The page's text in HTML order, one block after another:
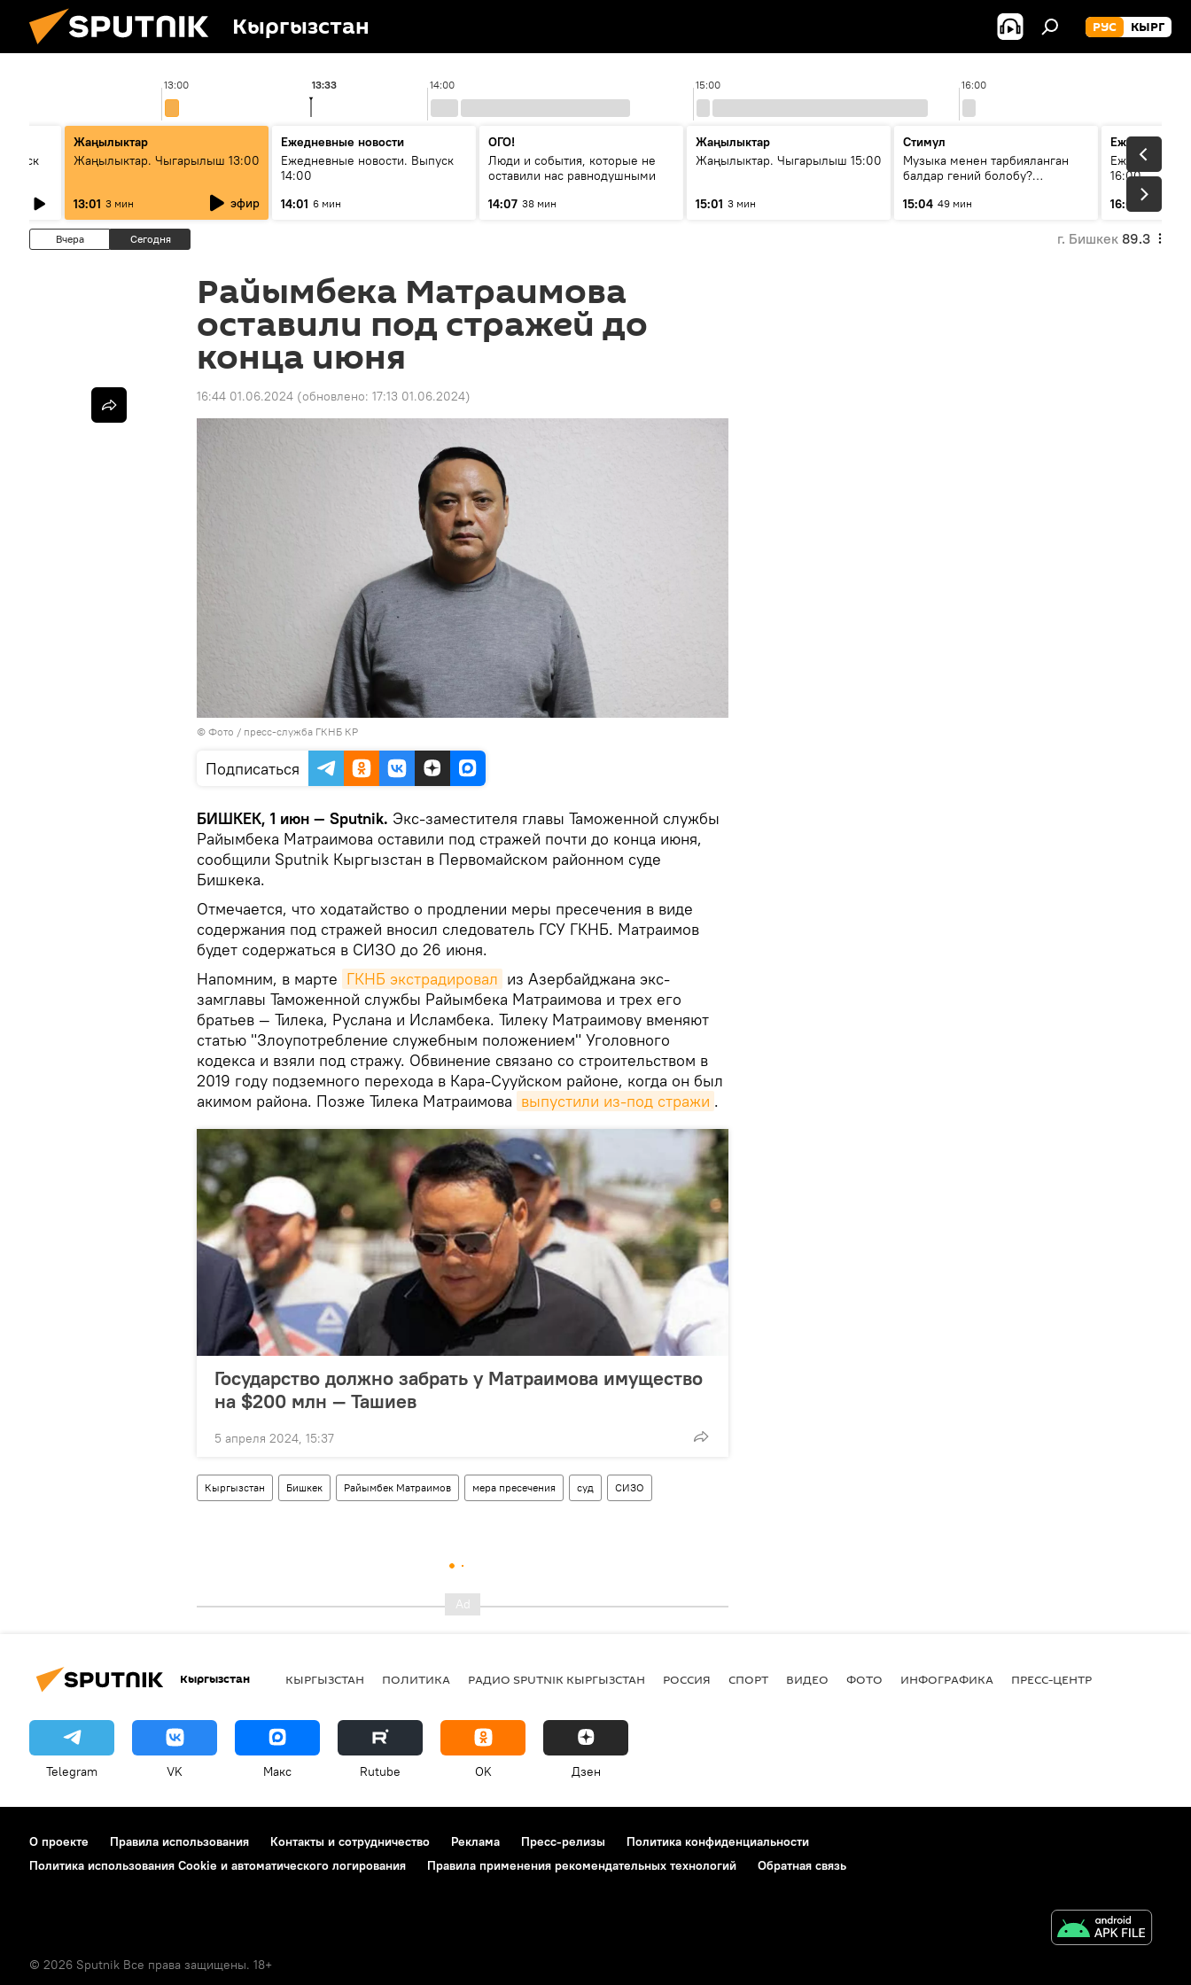
Кыргызстан РУС КЫРГ
13:00 14:00 15:00 16:00
13:33
Жаңылыктар
Жаңылыктар. Чыгарылыш 13:00
13:01 3 мин эфир
Ежедневные новости
Ежедневные новости. Выпуск
14:00
14:01 6 мин
ОГО!
Люди и события, которые не
оставили нас равнодушными
14:07 38 мин
Жаңылыктар
Жаңылыктар. Чыгарылыш 15:00
15:01 3 мин
Стимул
Музыка менен тарбияланган
балдар гений болобу?
музыканын орду
15:04 49 мин
Ежедневные
Ежедневные
16:00
16:01
3 мин
Вчера Сегодня г. Бишкек 89.3
Райымбека Матраимова
оставили под стражей до
конца июня
16:44 01.06.2024 (обновлено: 17:13 01.06.2024)
© Фото / пресс-служба ГКНБ КР
Подписаться
БИШКЕК, 1 июн — Sputnik. Экс-заместителя главы Таможенной службы
Райымбека Матраимова оставили под стражей почти до конца июня,
сообщили Sputnik Кыргызстан в Первомайском районном суде
Бишкека.
Отмечается, что ходатайство о продлении меры пресечения в виде
содержания под стражей вносил следователь ГСУ ГКНБ. Матраимов
будет содержаться в СИЗО до 26 июня.
Напомним, в марте ГКНБ экстрадировал из Азербайджана экс-
замглавы Таможенной службы Райымбека Матраимова и трех его
братьев — Тилека, Руслана и Исламбека. Тилеку Матраимову вменяют
статью "Злоупотребление служебным положением" Уголовного
кодекса и взяли под стражу. Обвинение связано со строительством в
2019 году подземного перехода в Кара-Сууйском районе, когда он был
акимом района. Позже Тилека Матраимова выпустили из-под стражи .
Государство должно забрать у Матраимова имущество
на $200 млн — Ташиев
5 апреля 2024, 15:37
Кыргызстан Бишкек Райымбек Матраимов мера пресечения суд СИЗО
Кыргызстан КЫРГЫЗСТАН ПОЛИТИКА РАДИО SPUTNIK КЫРГЫЗСТАН РОССИЯ СПОРТ ВИДЕО ФОТО ИНФОГРАФИКА ПРЕСС-ЦЕНТР
Telegram VK Макс Rutube OK Дзен
О проекте Правила использования Контакты и сотрудничество Реклама Пресс-релизы
Политика конфиденциальности
Политика использования Cookie и автоматического логирования
Правила применения рекомендательных технологий Обратная связь
© 2026 Sputnik Все права защищены. 18+